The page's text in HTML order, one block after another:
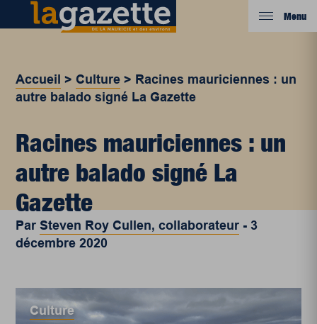
Menu
Accueil > Culture > Racines mauriciennes : un
autre balado signé La Gazette
Racines mauriciennes : un
autre balado signé La
Gazette
ParSteven Roy Cullen, collaborateur -3
décembre 2020
Culture